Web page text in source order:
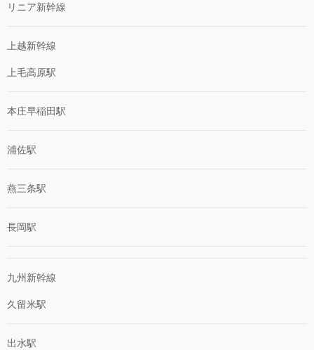
リニア新幹線
上越新幹線
上毛高原駅
本庄早稲田駅
浦佐駅
燕三条駅
長岡駅
九州新幹線
久留米駅
出水駅